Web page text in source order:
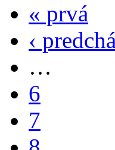
« prvá
‹
…
6
7